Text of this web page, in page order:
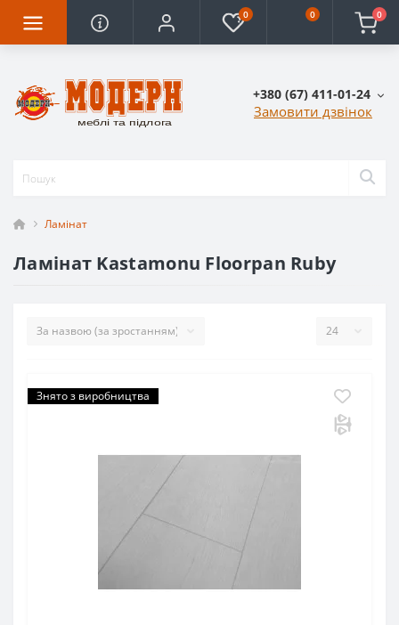
0 0 0
+380 (67) 411-01-24
Замовити дзвінок
Ламінат
Ламінат Kastamonu Floorpan Ruby
Знято з виробництва